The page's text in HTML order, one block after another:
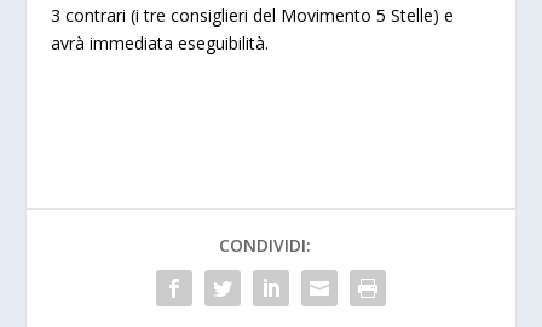
3 contrari (i tre consiglieri del Movimento 5 Stelle) e
avrà immediata eseguibilità.
CONDIVIDI: